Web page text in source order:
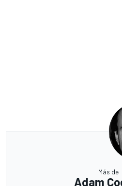
Más de
Adam